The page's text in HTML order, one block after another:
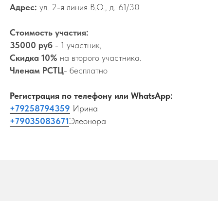
Адрес: ул. 2-я линия В.О., д. 61/30
Стоимость участия:
35000 руб - 1 участник,
Скидка 10% на второго участника.
Членам РСТЦ- бесплатно
Регистрация по телефону или WhatsApp:
+79258794359 Ирина
+79035083671Элеонора